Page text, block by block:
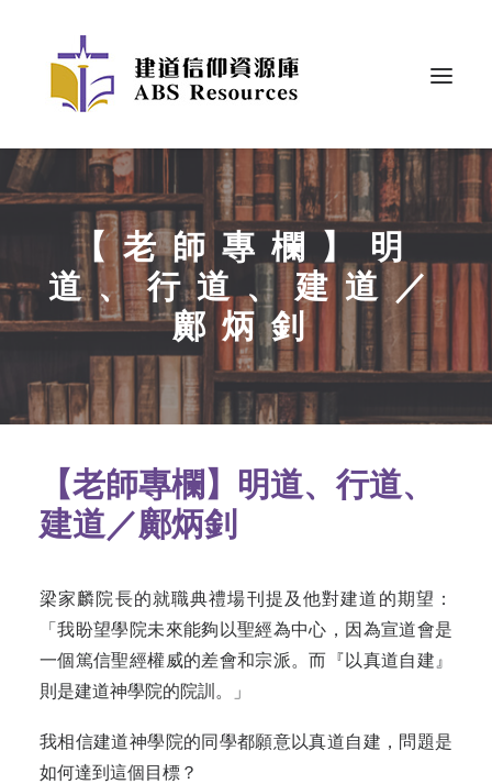
【老師專欄】明
道、行道、建道／
鄺炳釗
【老師專欄】明道、行道、
建道／鄺炳釗
梁家麟院長的就職典禮場刊提及他對建道的期望：
「我盼望學院未來能夠以聖經為中心，因為宣道會是
一個篤信聖經權威的差會和宗派。而『以真道自建』
則是建道神學院的院訓。」
我相信建道神學院的同學都願意以真道自建，問題是
如何達到這個目標？